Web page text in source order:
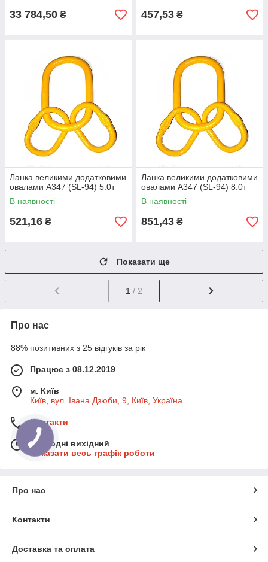
33 784,50 ₴ 457,53 ₴
Ланка великими додатковими
овалами А347 (SL-94) 5.0т
В наявності
521,16 ₴
Ланка великими додатковими
овалами А347 (SL-94) 8.0т
В наявності
851,43 ₴
Показати ще
1 / 2
Про нас
88% позитивних з 25 відгуків за рік
Працює з 08.12.2019
м. Київ
Київ, вул. Івана Дзюби, 9, Київ, Україна
Контакти
Сьогодні вихідний
Показати весь графік роботи
Про нас
Контакти
Доставка та оплата